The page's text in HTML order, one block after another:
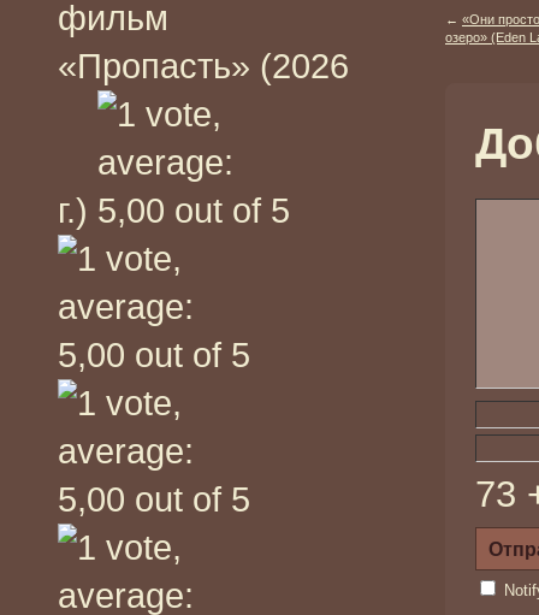
фильм
«Пропасть» (2026
г.)
← «Они
озеро» (Eden
73